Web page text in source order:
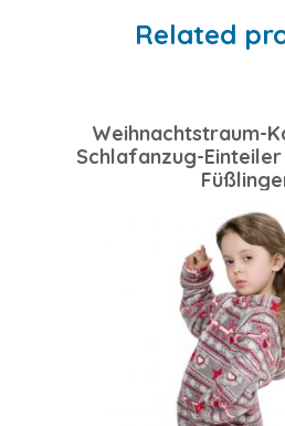
Related
Weihnachtstraum-
Schlafanzug-